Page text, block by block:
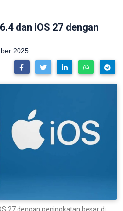
dan iOS 27 dengan
2025
27 dengan peningkatan besar di